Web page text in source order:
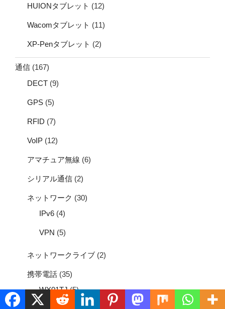
HUIONタブレット (12)
Wacomタブレット (11)
XP-Penタブレット (2)
通信 (167)
DECT (9)
GPS (5)
RFID (7)
VoIP (12)
アマチュア無線 (6)
シリアル通信 (2)
ネットワーク (30)
IPv6 (4)
VPN (5)
ネットワークライブ (2)
携帯電話 (35)
WX01TJ(5)